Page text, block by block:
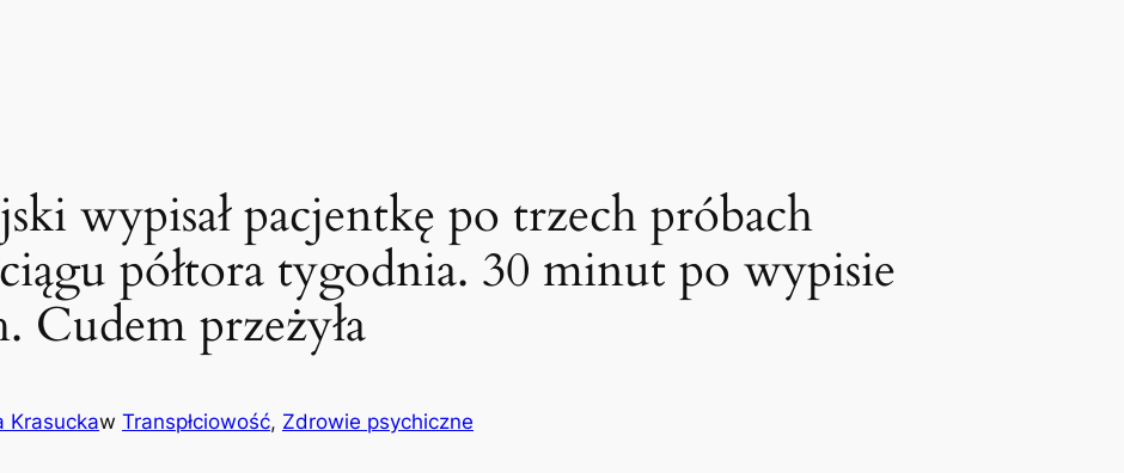
wypisał pacjentkę po trzech próbach
półtora tygodnia. 30 minut po wypisie
Cudem przeżyła
Krasuckaw Transpłciowość, Zdrowie psychiczne